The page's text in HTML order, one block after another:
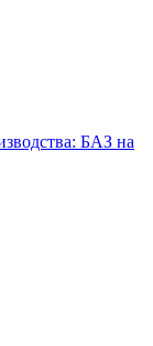
БАЗ на